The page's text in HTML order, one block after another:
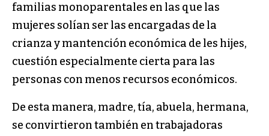
familias monoparentales en las que las
mujeres solían ser las encargadas de la
crianza y mantención económica de les hijes,
cuestión especialmente cierta para las
personas con menos recursos económicos.
De esta manera, madre, tía, abuela, hermana,
se convirtieron también en trabajadoras